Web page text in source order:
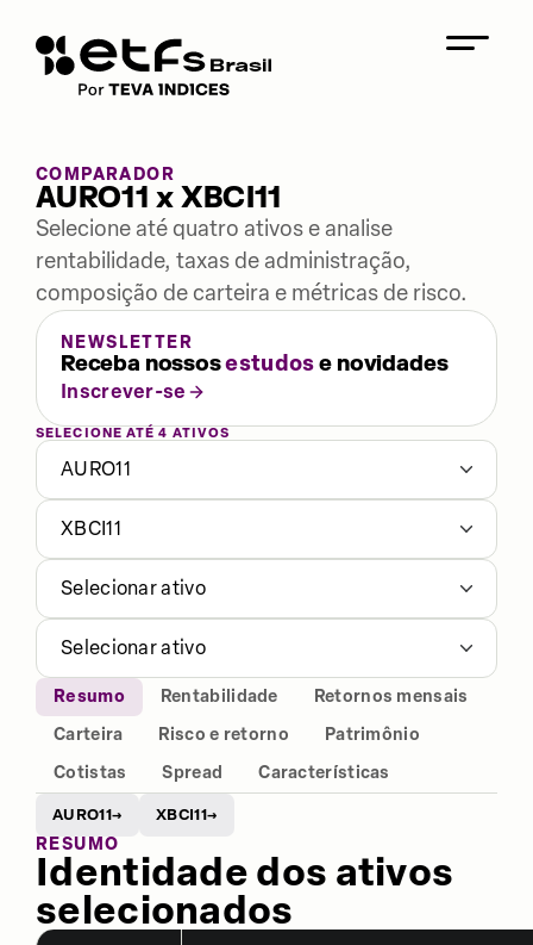
COMPARADOR
AURO11 x XBCI11
Selecione até quatro ativos e analise
rentabilidade, taxas de administração,
composição de carteira e métricas de risco.
NEWSLETTER
Receba nossosestudose novidades
Inscrever-se
SELECIONE ATÉ 4 ATIVOS
AURO11
XBCI11
Selecionar ativo
Selecionar ativo
Resumo Rentabilidade
Retornos mensais
Carteira
Risco e retorno
Patrimônio
Cotistas
Spread Características
AURO11→ XBCI11→
RESUMO
Identidade dos ativos
selecionados